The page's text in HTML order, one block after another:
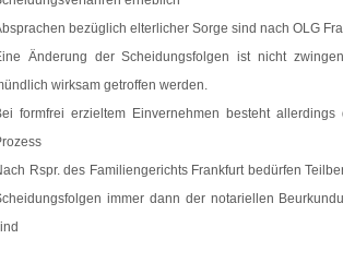
bezüglich elterlicher Sorge sind nach OLG
Änderung der Scheidungsfolgen ist nicht
wirksam getroffen werden.
formfrei erzieltem Einvernehmen besteht
Rspr. des Familiengerichts Frankfurt bedürfen
immer dann der notariellen